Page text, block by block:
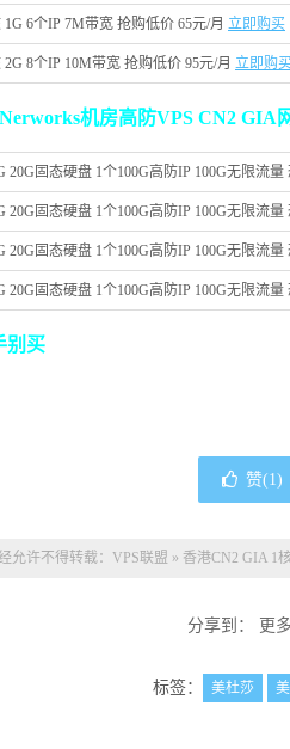
1G 6个IP 7M带宽 抢购低价 65元/月 立即购买
2G 8个IP 10M带宽 抢购低价 95元/月 立即购
机房高防VPS CN2 GIA
20G固态硬盘 1个100G高防IP 100G无限流量
20G固态硬盘 1个100G高防IP 100G无限流量
20G固态硬盘 1个100G高防IP 100G无限流量
20G固态硬盘 1个100G高防IP 100G无限流量
别买
赞(1 )
允许不得转载： VPS联盟 » 香港CN2 GIA 1
分享到： 更多
标签： 美杜莎